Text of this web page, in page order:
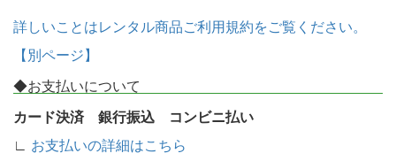
詳しいことはレンタル商品ご利用規約をご覧ください。
【別ページ】
◆お支払いについて
カード決済 銀行振込 コンビニ払い
∟ お支払いの詳細はこちら